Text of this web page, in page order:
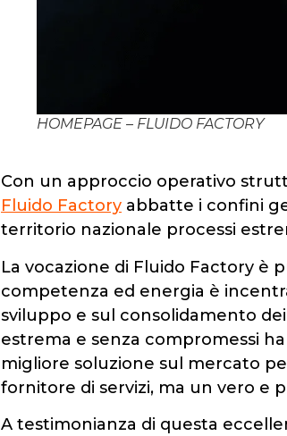
HOMEPAGE – FLUIDO FACTORY
Con un approccio operativo
Fluido Factory abbatte i confini
territorio nazionale processi
La vocazione di Fluido Factory è
competenza ed energia è
sviluppo e sul consolidamento dei
estrema e senza compromessi
migliore soluzione sul mercato
fornitore di servizi, ma un vero e
A testimonianza di questa